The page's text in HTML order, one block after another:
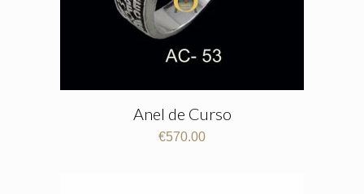
Anel de Curso
€570.00